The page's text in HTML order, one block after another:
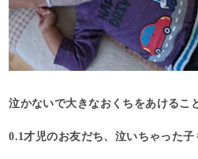
泣かないで大きなおくちをあける
0.1才児のお友だち、泣いちゃった